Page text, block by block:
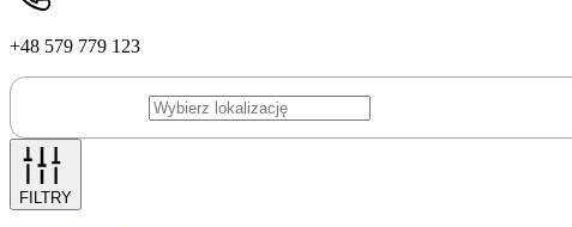
+48 579 779 123
FILTRY